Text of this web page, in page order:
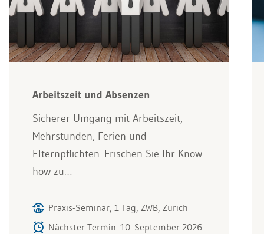
Arbeitszeit und Absenzen
Sicherer Umgang mit Arbeitszeit,
Mehrstunden, Ferien und
Elternpflichten. Frischen Sie Ihr Know-
how zu…
Praxis-Seminar, 1 Tag, ZWB, Zürich
Nächster Termin: 10. September 2026